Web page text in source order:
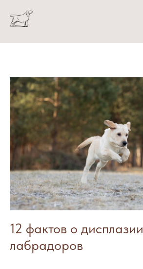
12 фактов о дисплазии
лабрадоров